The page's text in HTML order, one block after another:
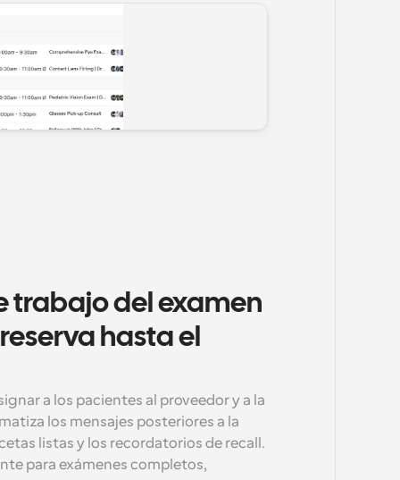
trabajo del examen
hasta el
a los pacientes al proveedor y a la
los mensajes posteriores a la
listas y los recordatorios de recall.
para exámenes completos,